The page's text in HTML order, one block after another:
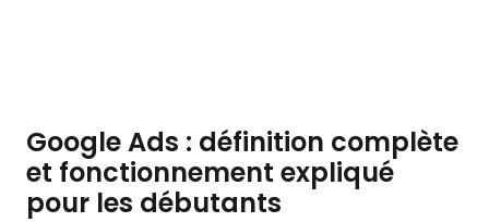
Google Ads : définition complète
et fonctionnement expliqué
pour les débutants